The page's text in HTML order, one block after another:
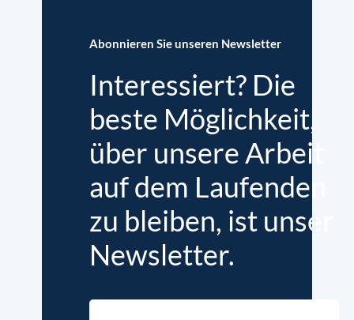
Abonnieren Sie unseren Newsletter
Interessiert? Die
beste Möglichkeit,
über unsere Arbeit
auf dem Laufenden
zu bleiben, ist unser
Newsletter.